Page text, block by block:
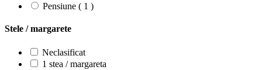
Pensiune ( 1 )
Stele / margarete
Neclasificat
1 stea / margareta